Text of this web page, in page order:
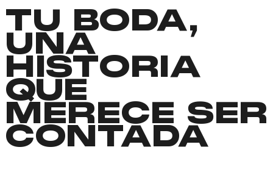
TU BODA,
UNA
HISTORIA
QUE
MERECE SER
CONTADA